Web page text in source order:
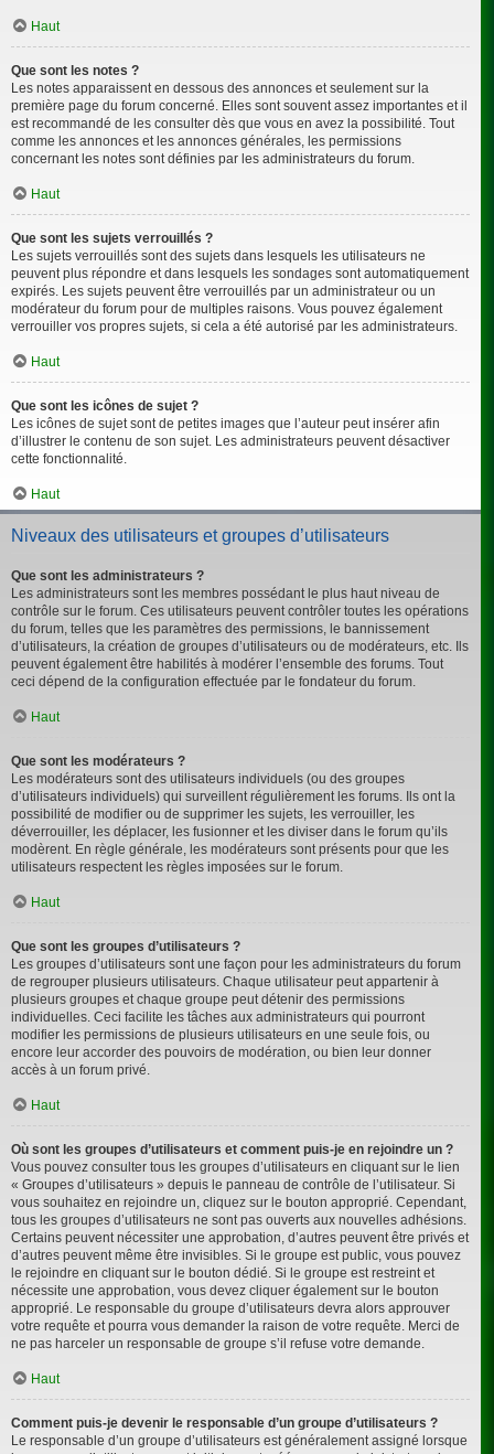
Haut
Que sont les notes ?
Les notes apparaissent en dessous des annonces et seulement sur la
première page du forum concerné. Elles sont souvent assez importantes et il
est recommandé de les consulter dès que vous en avez la possibilité. Tout
comme les annonces et les annonces générales, les permissions
concernant les notes sont définies par les administrateurs du forum.
Haut
Que sont les sujets verrouillés ?
Les sujets verrouillés sont des sujets dans lesquels les utilisateurs ne
peuvent plus répondre et dans lesquels les sondages sont automatiquement
expirés. Les sujets peuvent être verrouillés par un administrateur ou un
modérateur du forum pour de multiples raisons. Vous pouvez également
verrouiller vos propres sujets, si cela a été autorisé par les administrateurs.
Haut
Que sont les icônes de sujet ?
Les icônes de sujet sont de petites images que l’auteur peut insérer afin
d’illustrer le contenu de son sujet. Les administrateurs peuvent désactiver
cette fonctionnalité.
Haut
Niveaux des utilisateurs et groupes d’utilisateurs
Que sont les administrateurs ?
Les administrateurs sont les membres possédant le plus haut niveau de
contrôle sur le forum. Ces utilisateurs peuvent contrôler toutes les opérations
du forum, telles que les paramètres des permissions, le bannissement
d’utilisateurs, la création de groupes d’utilisateurs ou de modérateurs, etc. Ils
peuvent également être habilités à modérer l’ensemble des forums. Tout
ceci dépend de la configuration effectuée par le fondateur du forum.
Haut
Que sont les modérateurs ?
Les modérateurs sont des utilisateurs individuels (ou des groupes
d’utilisateurs individuels) qui surveillent régulièrement les forums. Ils ont la
possibilité de modifier ou de supprimer les sujets, les verrouiller, les
déverrouiller, les déplacer, les fusionner et les diviser dans le forum qu’ils
modèrent. En règle générale, les modérateurs sont présents pour que les
utilisateurs respectent les règles imposées sur le forum.
Haut
Que sont les groupes d’utilisateurs ?
Les groupes d’utilisateurs sont une façon pour les administrateurs du forum
de regrouper plusieurs utilisateurs. Chaque utilisateur peut appartenir à
plusieurs groupes et chaque groupe peut détenir des permissions
individuelles. Ceci facilite les tâches aux administrateurs qui pourront
modifier les permissions de plusieurs utilisateurs en une seule fois, ou
encore leur accorder des pouvoirs de modération, ou bien leur donner
accès à un forum privé.
Haut
Où sont les groupes d’utilisateurs et comment puis-je en rejoindre un ?
Vous pouvez consulter tous les groupes d’utilisateurs en cliquant sur le lien
« Groupes d’utilisateurs » depuis le panneau de contrôle de l’utilisateur. Si
vous souhaitez en rejoindre un, cliquez sur le bouton approprié. Cependant,
tous les groupes d’utilisateurs ne sont pas ouverts aux nouvelles adhésions.
Certains peuvent nécessiter une approbation, d’autres peuvent être privés et
d’autres peuvent même être invisibles. Si le groupe est public, vous pouvez
le rejoindre en cliquant sur le bouton dédié. Si le groupe est restreint et
nécessite une approbation, vous devez cliquer également sur le bouton
approprié. Le responsable du groupe d’utilisateurs devra alors approuver
votre requête et pourra vous demander la raison de votre requête. Merci de
ne pas harceler un responsable de groupe s’il refuse votre demande.
Haut
Comment puis-je devenir le responsable d’un groupe d’utilisateurs ?
Le responsable d’un groupe d’utilisateurs est généralement assigné lorsque